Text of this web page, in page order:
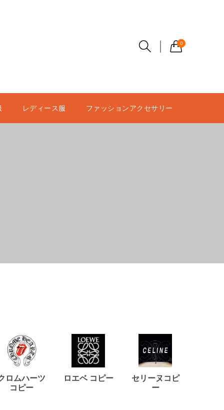
0
レディース服 ファッションアクセサリー
ロムハーツ
コピー
ロエベ コピー
セリーヌコピ
ー